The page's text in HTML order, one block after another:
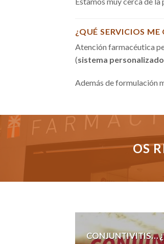
¿QUÉ SERVICIOS
Atención farmacéutica
(sistema
Además de formulación
OS
CONJUNTIVITIS…